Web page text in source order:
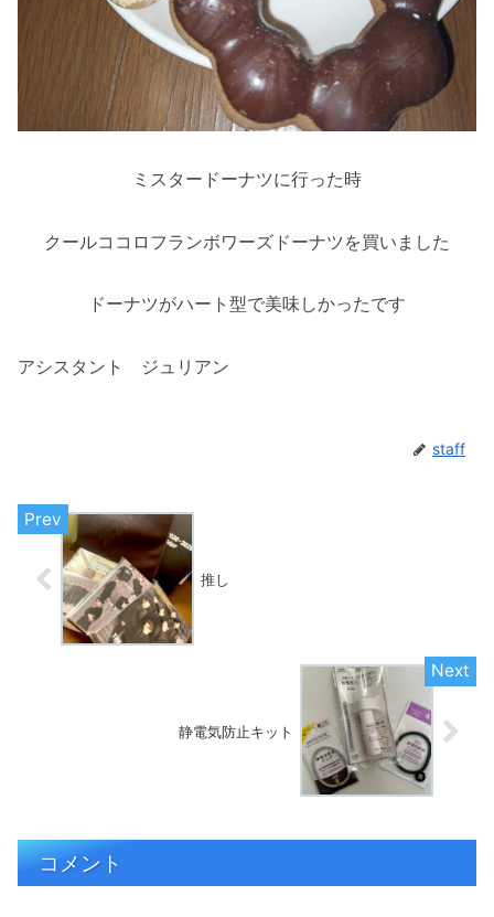
ミスタードーナツに行った時
クールココロフランボワーズドーナツを買いました
ドーナツがハート型で美味しかったです
アシスタント ジュリアン
staff
推し
静電気防止キット
コメント